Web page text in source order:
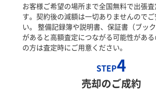
お客様ご希望の場所まで全国無料で出張
す。契約後の減額は一切ありませんので
い。 整備記録簿や説明書、保証書（ブッ
があると高額査定につながる可能性があ
の方は査定時にご用意ください。
STEP4
売却のご成約